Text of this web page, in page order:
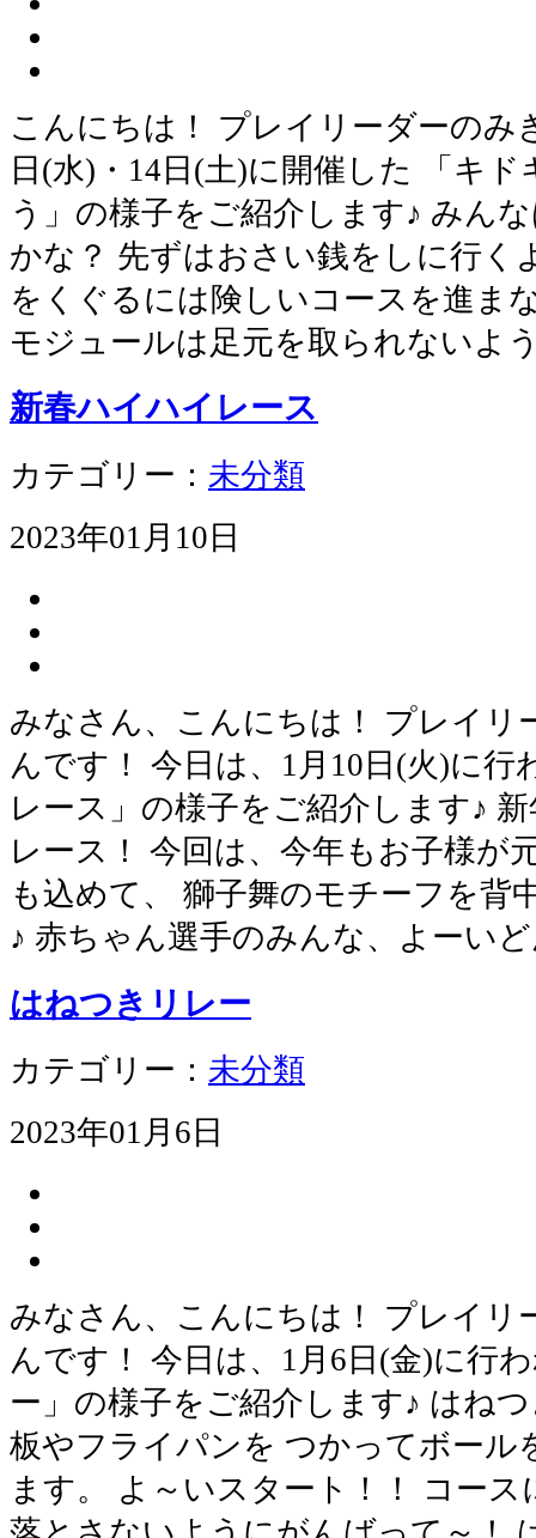
こんにちは！ プレイリーダーのみ
日(水)・14日(土)に開催した 「キ
う」の様子をご紹介します♪ みん
かな？ 先ずはおさい銭をしに行く
をくぐるには険しいコースを進ま
モジュールは足元を取られないよ
新春ハイハイレース
カテゴリー： 未分類
2023年01月10日
みなさん、こんにちは！ プレイリ
んです！ 今日は、1月10日(火)に行
レース」の様子をご紹介します♪
レース！ 今回は、今年もお子様が
も込めて、 獅子舞のモチーフを背
♪ 赤ちゃん選手のみんな、よーい
はねつきリレー
カテゴリー： 未分類
2023年01月6日
みなさん、こんにちは！ プレイリ
んです！ 今日は、1月6日(金)に行
ー」の様子をご紹介します♪ はね
板やフライパンを つかってボール
ます。 よ～いスタート！！ コー